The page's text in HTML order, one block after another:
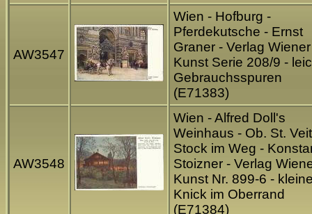
AW3547
Wien - Hofburg -
Pferdekutsche - Ernst
Graner - Verlag Wiener
Kunst Serie 208/9 -
Gebrauchsspuren
(E71383)
AW3548
Wien - Alfred Doll's
Weinhaus - Ob. St. Veit
Stock im Weg -
Stoizner - Verlag
Kunst Nr. 899-6 -
Knick im Oberrand
(E71384)